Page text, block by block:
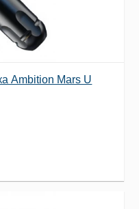
Ambition Mars U